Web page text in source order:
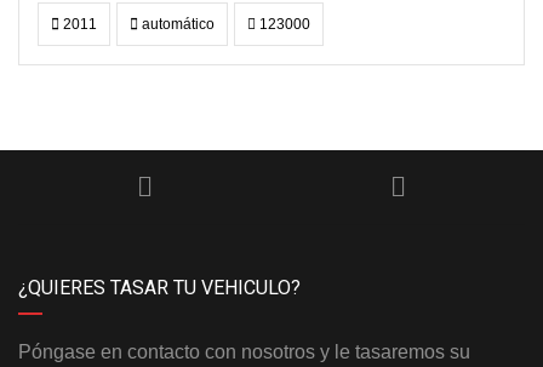
2011 automático 123000
¿QUIERES TASAR TU VEHICULO?
Póngase en contacto con nosotros y le tasaremos su